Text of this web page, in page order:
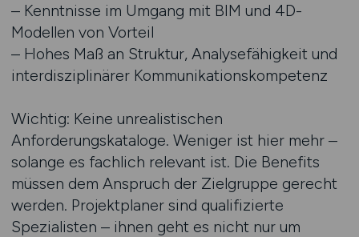
– Kenntnisse im Umgang mit BIM und 4D-
Modellen von Vorteil
– Hohes Maß an Struktur, Analysefähigkeit und
interdisziplinärer Kommunikationskompetenz
Wichtig: Keine unrealistischen
Anforderungskataloge. Weniger ist hier mehr –
solange es fachlich relevant ist. Die Benefits
müssen dem Anspruch der Zielgruppe gerecht
werden. Projektplaner sind qualifizierte
Spezialisten – ihnen geht es nicht nur um